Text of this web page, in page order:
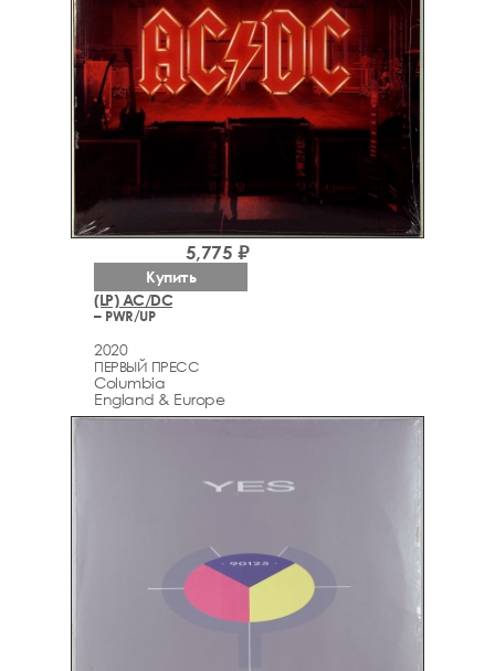
(LP) AC/DC
– PWR/UP
2020
ПЕРВЫЙ ПРЕСС
Columbia
England & Europe
5,775 ₽
Купить